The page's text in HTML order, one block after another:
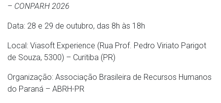
– CONPARH 2026
Data: 28 e 29 de outubro, das 8h às 18h
Local: Viasoft Experience (Rua Prof. Pedro Viriato Parigot
de Souza, 5300) – Curitiba (PR)
Organização: Associação Brasileira de Recursos Humanos
do Paraná – ABRH-PR